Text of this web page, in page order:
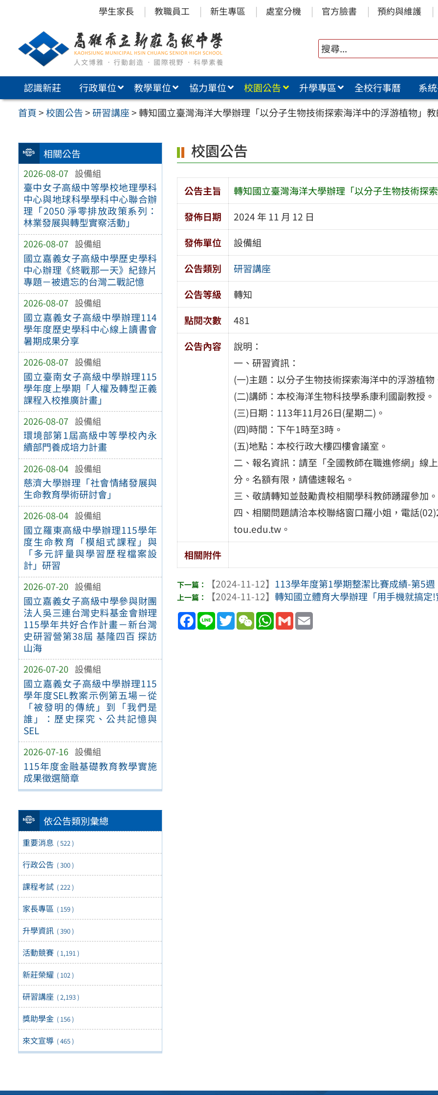
內
學生家長 教職員工 新生專區 處室分機 官方臉書 預約與維護
認識新莊 行政單位 教學單位 協力單位 校園公告 升學專區 全校行事曆
系
首頁>校園公告>研習講座>轉知國立臺灣海洋大學辦理「以分子生物技術探索海洋中的浮游植物」
相關公告
2026-08-07 設備組
臺中女子高級中等學校地理學科
中心與地球科學學科中心聯合辦
理「2050 淨零排放政策系列：
林業發展與轉型實察活動」
2026-08-07 設備組
國立嘉義女子高級中學歷史學科
中心辦理《終戰那一天》紀錄片
專題－被遺忘的台灣二戰記憶
2026-08-07 設備組
國立嘉義女子高級中學辦理114
學年度歷史學科中心線上讀書會
暑期成果分享
2026-08-07 設備組
國立臺南女子高級中學辦理115
學年度上學期「人權及轉型正義
課程入校推廣計畫」
2026-08-07 設備組
環境部第1屆高級中等學校內永
續部門養成培力計畫
2026-08-04 設備組
慈濟大學辦理「社會情緒發展與
生命教育學術研討會」
2026-08-04 設備組
國立羅東高級中學辦理115學年
度生命教育「模組式課程」與
「多元評量與學習歷程檔案設
計」研習
2026-07-20 設備組
國立嘉義女子高級中學參與財團
法人吳三連台灣史料基金會辦理
115學年共好合作計畫－新台灣
史研習營第38屆 基隆四百 探訪
山海
2026-07-20 設備組
國立嘉義女子高級中學辦理115
學年度SEL教案示例第五場－從
「被發明的傳統」到「我們是
誰」：歷史探究、公共記憶與
SEL
2026-07-16 設備組
115年度金融基礎教育教學實施
成果徵選簡章
依公告類別彙總
重要消息 ( 522 )
行政公告 ( 300 )
課程考試 ( 222 )
家長專區 ( 159 )
升學資訊 ( 390 )
活動競賽 ( 1,191 )
新莊榮耀 ( 102 )
研習講座 ( 2,193 )
獎助學金 ( 156 )
來文宣導 ( 465 )
校園公告
公告主旨
轉知國立臺灣海洋大學辦理「以分子生物技術探
發佈日期
2024 年 11 月 12 日
發佈單位
設備組
公告類別
研習講座
公告等級
轉知
點閱次數
481
公告內容
說明：
一、研習資訊：
(一)主題：以分子生物技術探索海洋中的浮游植物
(二)講師：本校海洋生物科技學系康利國副教授。
(三)日期：113年11月26日(星期二)。
(四)時間：下午1時至3時。
(五)地點：本校行政大樓四樓會議室。
二、報名資訊：請至「全國教師在職進修網」線
分。名額有限，請儘速報名。
三、敬請轉知並鼓勵貴校相關學科教師踴躍參加。
四、相關問題請洽本校聯絡窗口羅小姐，電話
tou.edu.tw。
相關附件
【2024-11-12】 113學年度第1學期整潔比賽成績-第5週
【2024-11-12】轉知國立體育大學辦理「用手機就搞
Facebook
Line TwitterWeChatWhatsApp
Gmail